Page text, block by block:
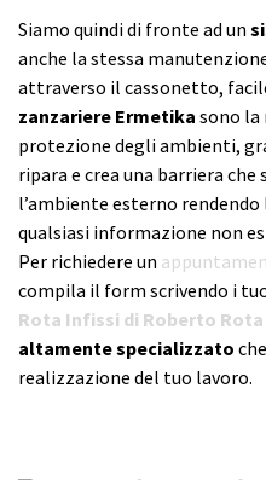
Siamo quindi di fronte ad un
anche la stessa
attraverso il cassonetto,
zanzariere Ermetika sono la
protezione degli ambienti,
ripara e crea una barriera
l’ambiente esterno
qualsiasi informazione non
Per richiedere un
compila il form scrivendo i
Rota Infissi di Roberto Rota
altamente specializzato
realizzazione del tuo lavoro.